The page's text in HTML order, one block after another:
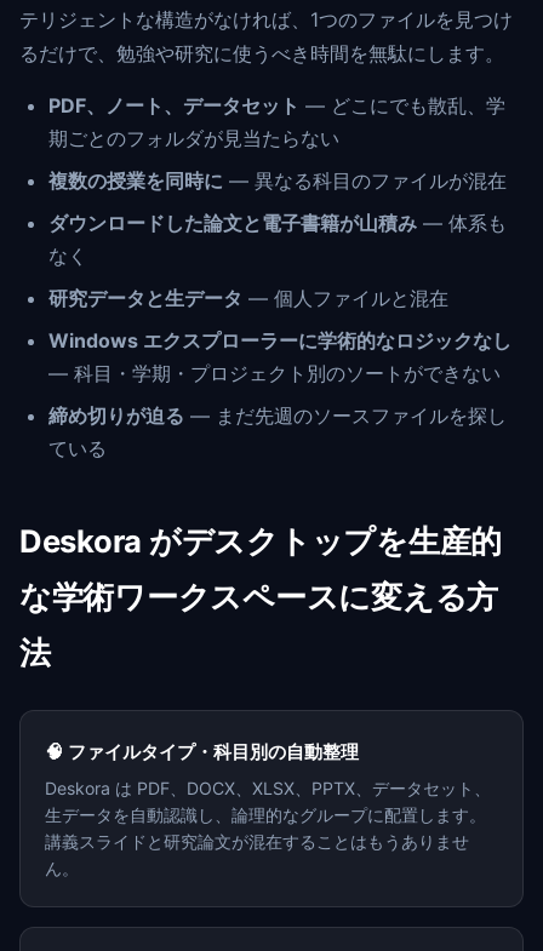
テリジェントな構造がなければ、1つのファイルを見つけ
るだけで、勉強や研究に使うべき時間を無駄にします。
PDF、ノート、データセット — どこにでも散乱、学
期ごとのフォルダが見当たらない
複数の授業を同時に — 異なる科目のファイルが混在
ダウンロードした論文と電子書籍が山積み — 体系も
なく
研究データと生データ — 個人ファイルと混在
Windows エクスプローラーに学術的なロジックなし
— 科目・学期・プロジェクト別のソートができない
締め切りが迫る — まだ先週のソースファイルを探し
ている
Deskora がデスクトップを生産的
な学術ワークスペースに変える方
法
🧠 ファイルタイプ・科目別の自動整理
Deskora は PDF、DOCX、XLSX、PPTX、データセット、
生データを自動認識し、論理的なグループに配置します。
講義スライドと研究論文が混在することはもうありませ
ん。